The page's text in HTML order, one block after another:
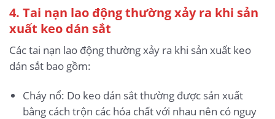
4. Tai nạn lao động thường xảy ra khi sản
xuất keo dán sắt
Các tai nạn lao động thường xảy ra khi sản xuất keo
dán sắt bao gồm:
Cháy nổ: Do keo dán sắt thường được sản xuất
bằng cách trộn các hóa chất với nhau nên có nguy